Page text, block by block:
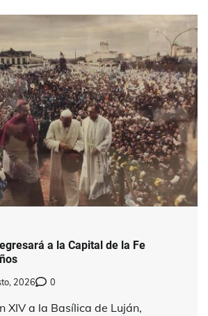
a la Capital de la Fe
2026 0
XIV a la Basílica de Luján,